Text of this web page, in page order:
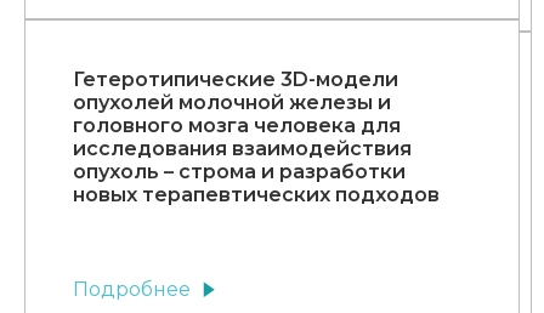
Гетеротипические 3D-модели
опухолей молочной железы и
головного мозга человека для
исследования взаимодействия
опухоль – строма и разработки
новых терапевтических подходов
Подробнее